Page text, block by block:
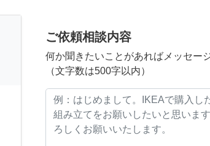
ご依頼相談内容
何か聞きたいことがあればメッセー
（文字数は500字以内）